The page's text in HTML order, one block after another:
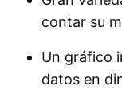
contar su
Un gráfico
datos en